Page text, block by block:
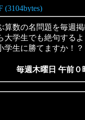
数の名問題を毎週掲
学生でも絶句するよ
学生に勝てますか！？
毎週木曜日 午前０